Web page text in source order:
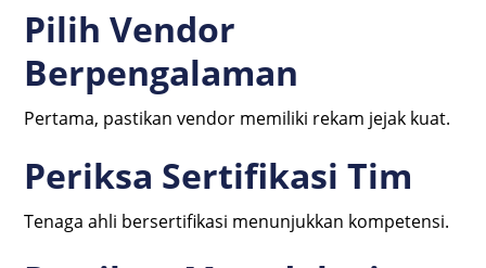
Pilih Vendor
Berpengalaman
Pertama, pastikan vendor memiliki rekam jejak kuat.
Periksa Sertifikasi Tim
Tenaga ahli bersertifikasi menunjukkan kompetensi.